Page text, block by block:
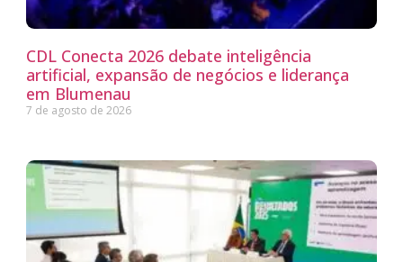
CDL Conecta 2026 debate inteligência
artificial, expansão de negócios e liderança
em Blumenau
7 de agosto de 2026